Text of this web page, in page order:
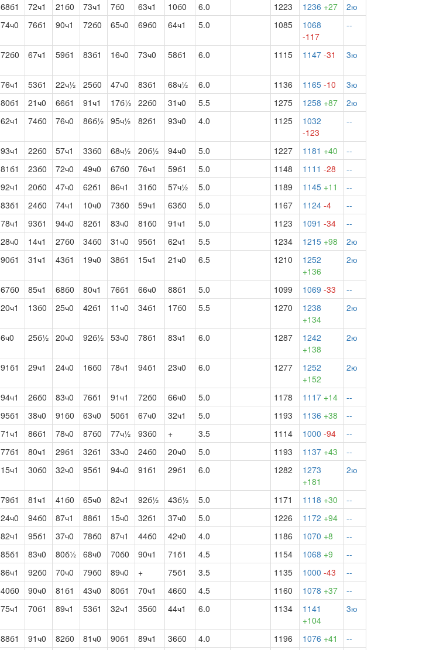
68б1 72ч1 21б0 73ч1 7б0 63ч1 10б0 6.0 1223 1236 +27
2ю
74ч0 76б1 90ч1 72б0 65ч0 69б0 64ч1 5.0 1085
1068
-117
--
72б0 67ч1 59б1 83б1 16ч0 73ч0 58б1 6.0 1115 1147 -31 3ю
76ч1 53б1 22ч½ 25б0 47ч0 83б1 68ч½ 6.0 1136 1165 -10
3ю
80б1 21ч0 66б1 91ч1 17б½ 22б0 31ч0 5.5 1275 1258 +87
2ю
62ч1 74б0 76ч0 86б½ 95ч½ 82б1 93ч0 4.0 1125
1032
-123
--
93ч1 22б0 57ч1 33б0 68ч½ 20б½ 94ч0 5.0 1227 1181 +40
--
81б1 23б0 72ч0 49ч0 67б0 76ч1 59б1 5.0 1148 1111 -28
--
92ч1 20б0 47ч0 62б1 86ч1 31б0 57ч½ 5.0 1189 1145 +11
--
83б1 24б0 74ч1 10ч0 73б0 59ч1 63б0 5.0 1167 1124 -4
--
78ч1 93б1 94ч0 82б1 83ч0 81б0 91ч1 5.0 1123 1091 -34
--
28ч0 14ч1 27б0 34б0 31ч0 95б1 62ч1 5.5 1234 1215 +98
2ю
90б1 31ч1 43б1 19ч0 38б1 15ч1 21ч0 6.5 1210
1252
+136
2ю
67б0 85ч1 68б0 80ч1 76б1 66ч0 88б1 5.0 1099 1069 -33
--
20ч1 13б0 25ч0 42б1 11ч0 34б1 17б0 5.5 1270
1238
+134
2ю
6ч0 25б½ 20ч0 92б½ 53ч0 78б1 83ч1 6.0 1287
1242
+138
2ю
91б1 29ч1 24ч0 16б0 78ч1 94б1 23ч0 6.0 1277
1252
+152
2ю
94ч1 26б0 83ч0 76б1 91ч1 72б0 66ч0 5.0 1178 1117 +14
--
95б1 38ч0 91б0 63ч0 50б1 67ч0 32ч1 5.0 1193 1136 +38
--
71ч1 86б1 78ч0 87б0 77ч½ 93б0 + 3.5 1114 1000 -94
--
77б1 80ч1 29б1 32б1 33ч0 24б0 20ч0 5.0 1193 1137 +43
--
15ч1 30б0 32ч0 95б1 94ч0 91б1 29б1 6.0 1282
1273
+181
2ю
79б1 81ч1 41б0 65ч0 82ч1 92б½ 43б½ 5.0 1171 1118 +30
--
24ч0 94б0 87ч1 88б1 15ч0 32б1 37ч0 5.0 1226 1172 +94
--
82ч1 95б1 37ч0 78б0 87ч1 44б0 42ч0 4.0 1186 1070 +8
--
85б1 83ч0 80б½ 68ч0 70б0 90ч1 71б1 4.5 1154 1068 +9
--
86ч1 92б0 70ч0 79б0 89ч0 + 75б1 3.5 1135 1000 -43
--
40б0 90ч0 81б1 43ч0 80б1 70ч1 46б0 4.5 1160 1078 +37
--
75ч1 70б1 89ч1 53б1 32ч1 35б0 44ч1 6.0 1134
1141
+104
3ю
88б1 91ч0 82б0 81ч0 90б1 89ч1 36б0 4.0 1196 1076 +41
--